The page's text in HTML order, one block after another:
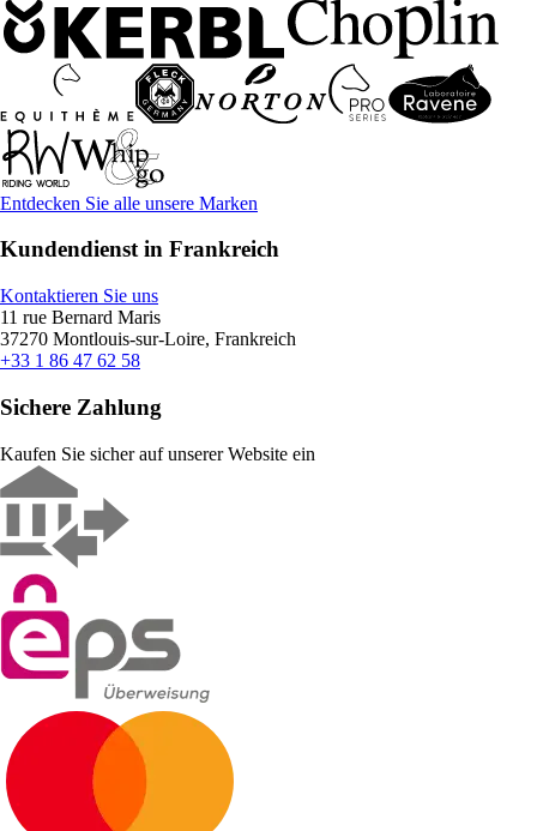
Entdecken Sie alle unsere Marken
Kundendienst in Frankreich
Kontaktieren Sie uns
11 rue Bernard Maris
37270 Montlouis-sur-Loire, Frankreich
+33 1 86 47 62 58
Sichere Zahlung
Kaufen Sie sicher auf unserer Website ein